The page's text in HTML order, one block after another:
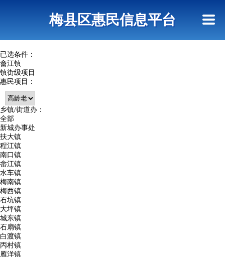
查询指引梅县区惠民信息平台
已选条件：
畲江镇
镇街级项目
惠民项目：
乡镇/街道办：
全部
新城办事处
扶大镇
程江镇
南口镇
畲江镇
水车镇
梅南镇
梅西镇
石坑镇
大坪镇
城东镇
石扇镇
白渡镇
丙村镇
雁洋镇